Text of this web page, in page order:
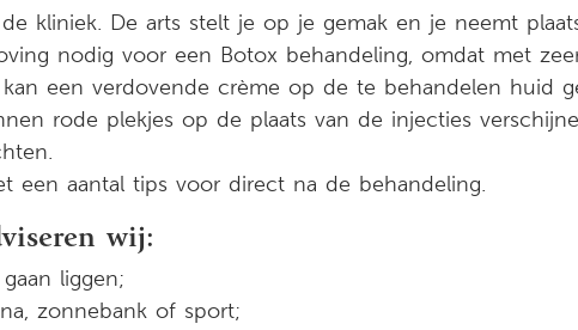
kliniek. De arts stelt je op je gemak en je neemt
nodig voor een Botox behandeling, omdat met
een verdovende crème op de te behandelen huid
rode plekjes op de plaats van de injecties
een aantal tips voor direct na de behandeling.
wij:
liggen;
zonnebank of sport;